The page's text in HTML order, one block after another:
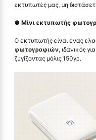
εκτυπωτές μας, μη
● Μίνι εκτυπωτής
Ο εκτυπωτής είναι ένας
φωτογραφιών, ιδανικός
ζυγίζοντας μόλις 150γρ.